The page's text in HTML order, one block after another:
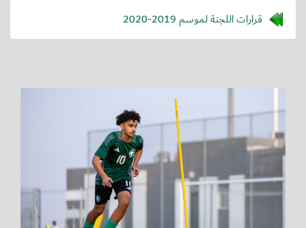
قرارات اللجنة لموسم 2019-2020